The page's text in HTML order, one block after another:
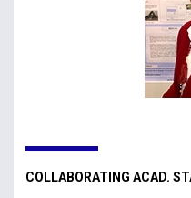
COLLABORATING ACAD.